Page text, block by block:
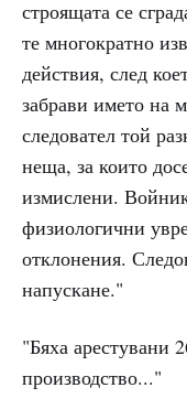
строящата се
те многократно
действия, след
забрави името на
следовател той
неща, за които
измислени.
физиологични
отклонения.
напускане."
"Бяха арестувани
производство..."